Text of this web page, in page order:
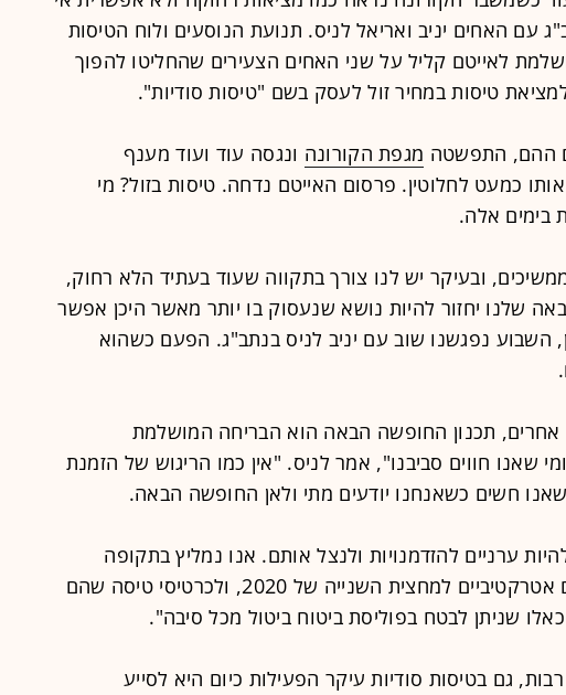
עם האחים יניב ואריאל לניס. תנועת הנוסעים ולוח הטיסות
לאייטם קליל על שני האחים הצעירים שהחליטו להפוך
טיסות במחיר זול לעסק בשם "טיסות סודיות".
ההם, התפשטה מגפת הקורונה ונגסה עוד ועוד מענף
כמעט לחלוטין. פרסום האייטם נדחה. טיסות בזול? מי
בימים אלה.
ובעיקר יש לנו צורך בתקווה שעוד בעתיד הלא רחוק,
שלנו יחזור להיות נושא שנעסוק בו יותר מאשר היכן אפשר
השבוע נפגשנו שוב עם יניב לניס בנתב"ג. הפעם כשהוא
אחרים, תכנון החופשה הבאה הוא הבריחה המושלמת
שאנו חווים סביבנו", אמר לניס. "אין כמו הריגוש של הזמנת
חשים כשאנחנו יודעים מתי ולאן החופשה הבאה.
ערניים להזדמנויות ולנצל אותם. אנו נמליץ בתקופה
הקרובה רק על מחירים אטרקטיביים למחצית השנייה של 2020, ולכרטיסי טיסה שהם
כאלו שניתן לבטח בפוליסת ביטוח ביטול מכל סיבה".
גם בטיסות סודיות עיקר הפעילות כיום היא לסייע